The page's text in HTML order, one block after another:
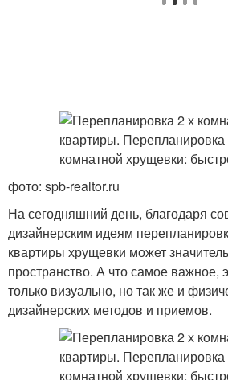
фото: spb-realtor.ru
На сегодняшний день, благодаря
дизайнерским идеям
квартиры хрущевки может
пространство. А что самое важное,
только визуально, но так же и
дизайнерских методов и приемов.